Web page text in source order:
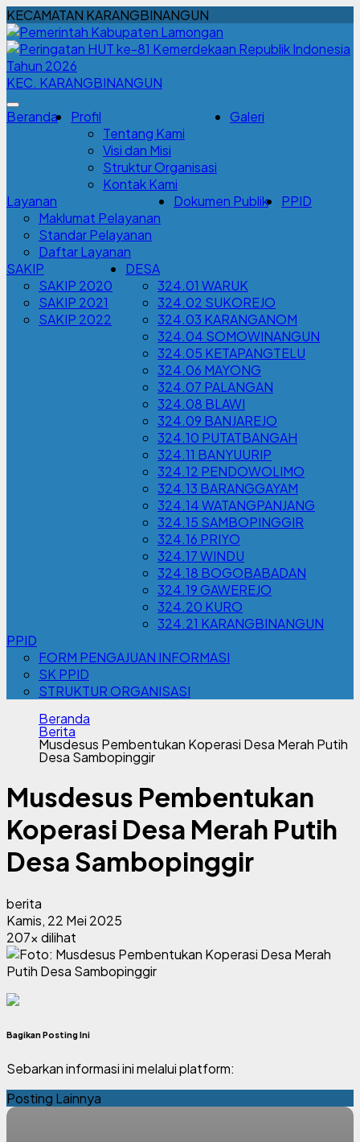
KECAMATAN KARANGBINANGUN
KEC. KARANGBINANGUN
Beranda
Profil
Tentang Kami
Visi dan Misi
Struktur Organisasi
Kontak Kami
Galeri
Layanan
Maklumat Pelayanan
Standar Pelayanan
Daftar Layanan
Dokumen Publik PPID
SAKIP
SAKIP 2020
SAKIP 2021
SAKIP 2022
DESA
324.01 WARUK
324.02 SUKOREJO
324.03 KARANGANOM
324.04 SOMOWINANGUN
324.05 KETAPANGTELU
324.06 MAYONG
324.07 PALANGAN
324.08 BLAWI
324.09 BANJAREJO
324.10 PUTATBANGAH
324.11 BANYUURIP
324.12 PENDOWOLIMO
324.13 BARANGGAYAM
324.14 WATANGPANJANG
324.15 SAMBOPINGGIR
324.16 PRIYO
324.17 WINDU
324.18 BOGOBABADAN
324.19 GAWEREJO
324.20 KURO
324.21 KARANGBINANGUN
PPID
FORM PENGAJUAN INFORMASI
SK PPID
STRUKTUR ORGANISASI
Beranda
Berita
Musdesus Pembentukan Koperasi Desa Merah Putih
Desa Sambopinggir
Musdesus Pembentukan
Koperasi Desa Merah Putih
Desa Sambopinggir
berita
Kamis, 22 Mei 2025
207x dilihat
Bagikan Posting Ini
Sebarkan informasi ini melalui platform:
Posting Lainnya